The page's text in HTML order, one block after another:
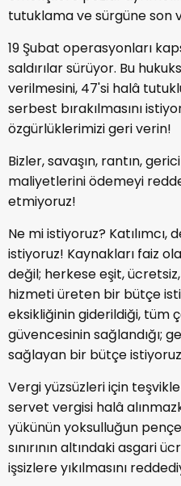
tutuklama ve sürgüne son
19 Şubat operasyonları
saldırılar sürüyor. Bu
verilmesini, 47'si halâ
serbest bırakılmasını
özgürlüklerimizi geri verin!
Bizler, savaşın, rantın,
maliyetlerini ödemeyi
etmiyoruz!
Ne mi istiyoruz?
istiyoruz! Kaynakları faiz
değil; herkese eşit,
hizmeti üreten bir bütçe
eksikliğinin giderildiği, tüm
güvencesinin sağlandığı;
sağlayan bir bütçe
Vergi yüzsüzleri için
servet vergisi halâ
yükünün yoksulluğun
sınırının altındaki asgari
işsizlere yıkılmasını